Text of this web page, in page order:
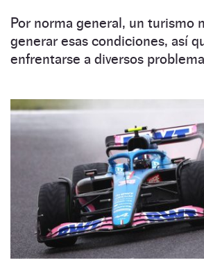
Por norma general, un turismo
generar esas condiciones, así
enfrentarse a diversos